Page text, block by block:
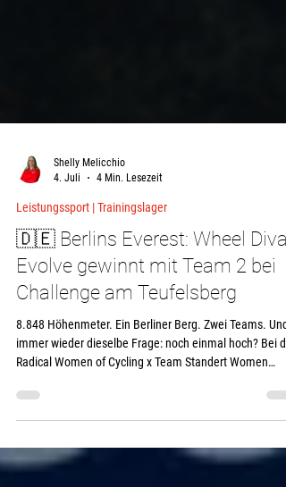
Shelly Melicchio
4. Juli
4 Min. Lesezeit
Leistungssport | Trainingslager
🇩🇪 Berlins Everest: Wheel Divas
Evolve gewinnt mit Team 2 bei
Challenge am Teufelsberg
8.848 Höhenmeter. Ein Berliner Berg. Zwei Teams. Und
Radical Women of Cycling x Team Standert Women
Everesting Challenge am Teufelsberg wurde aus einem
Wheel Divas Evolve – und am Ende sogar im